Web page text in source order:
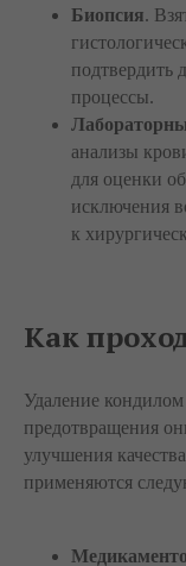
Биопсия.
подтвердить
процессы.
анализы
для оценки
исключения
к
Как
Удаление
предотвращения
улучшения
применяются